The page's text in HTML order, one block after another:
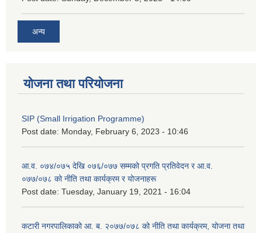
अन्य
योजना तथा परियोजना
SIP (Small Irrigation Programme)
Post date: Monday, February 6, 2023 - 10:46
आ.व. ०७४/०७५ देखि ०७६/०७७ सम्मको प्रगति प्रतिवेदन र आ.व.
०७७/०७८ को नीति तथा कार्यक्रम र योजनाहरू
Post date: Tuesday, January 19, 2021 - 16:04
कटारी नगरपालिकाको आ. ब. २०७७/०७८ को नीति तथा कार्यक्रम, योजना तथा